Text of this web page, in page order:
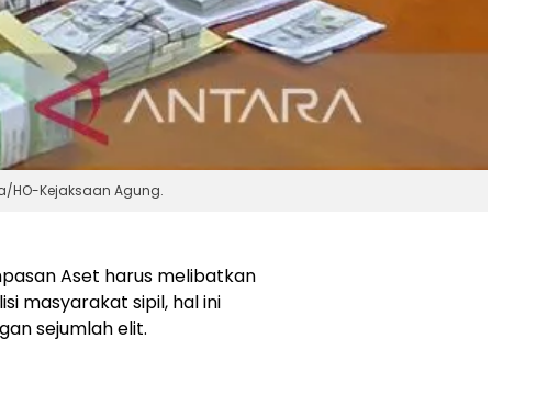
HO-Kejaksaan Agung.
Aset harus melibatkan
masyarakat sipil, hal ini
sejumlah elit.